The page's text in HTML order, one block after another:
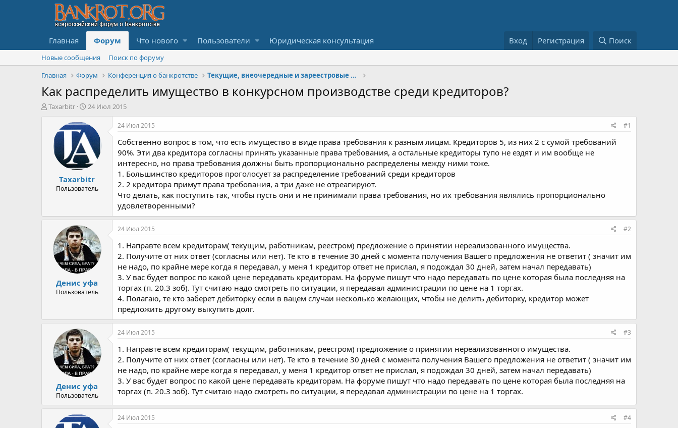
Главная Форум Что нового Пользователи Юридическая консультация Вход Регистрация Поиск
Новые сообщения
Поиск по форуму
Главная
Форум Конференция о банкротстве Текущие, внеочередные и зареестровые платежи и кредиторы
Как распределить имущество в конкурсном производстве среди кредиторов?
А
Taxarbitr
Д
т
н
ч
а
л
а
24 Июл 2015
Taxarbitr
Пользователь
24 Июл 2015 #1
Собственно вопрос в том, что есть имущество в виде права требования к разным лицам. Кредиторов 5, из них 2 с сумой требований
90%. Эти два кредитора согласны принять указанные права требования, а остальные кредиторы тупо не ездят и им вообще не
интересно, но права требования должны быть пропорционально распределены между ними тоже.
1. Большинство кредиторов проголосует за распределение требований среди кредиторов
2. 2 кредитора примут права требования, а три даже не отреагируют.
Что делать, как поступить так, чтобы пусть они и не принимали права требования, но их требования являлись пропорционально
удовлетворенными?
Денис уфа
Пользователь
24 Июл 2015 #2
1. Направте всем кредиторам( текущим, работникам, реестром) предложение о принятии нереализованного имущества.
2. Получите от них ответ (согласны или нет). Те кто в течение 30 дней с момента получения Вашего предложения не ответит ( значит им
не надо, по крайне мере когда я передавал, у меня 1 кредитор ответ не прислал, я подождал 30 дней, затем начал передавать)
3. У вас будет вопрос по какой цене передавать кредиторам. На форуме пишут что надо передавать по цене которая была последняя на
торгах (п. 20.3 зоб). Тут считаю надо смотреть по ситуации, я передавал администрации по цене на 1 торгах.
4. Полагаю, те кто заберет дебиторку если в вацем случаи несколько желающих, чтобы не делить дебиторку, кредитор может
предложить другому выкупить долг.
Денис уфа
Пользователь
24 Июл 2015 #3
1. Направте всем кредиторам( текущим, работникам, реестром) предложение о принятии нереализованного имущества.
2. Получите от них ответ (согласны или нет). Те кто в течение 30 дней с момента получения Вашего предложения не ответит ( значит им
не надо, по крайне мере когда я передавал, у меня 1 кредитор ответ не прислал, я подождал 30 дней, затем начал передавать)
3. У вас будет вопрос по какой цене передавать кредиторам. На форуме пишут что надо передавать по цене которая была последняя на
торгах (п. 20.3 зоб). Тут считаю надо смотреть по ситуации, я передавал администрации по цене на 1 торгах.
24 Июл 2015 #4